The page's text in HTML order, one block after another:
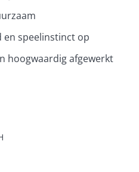
en speelinstinct op
hoogwaardig afgewerkt